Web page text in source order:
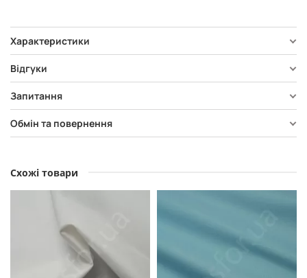
Характеристики
Відгуки
Запитання
Обмін та повернення
Схожі товари